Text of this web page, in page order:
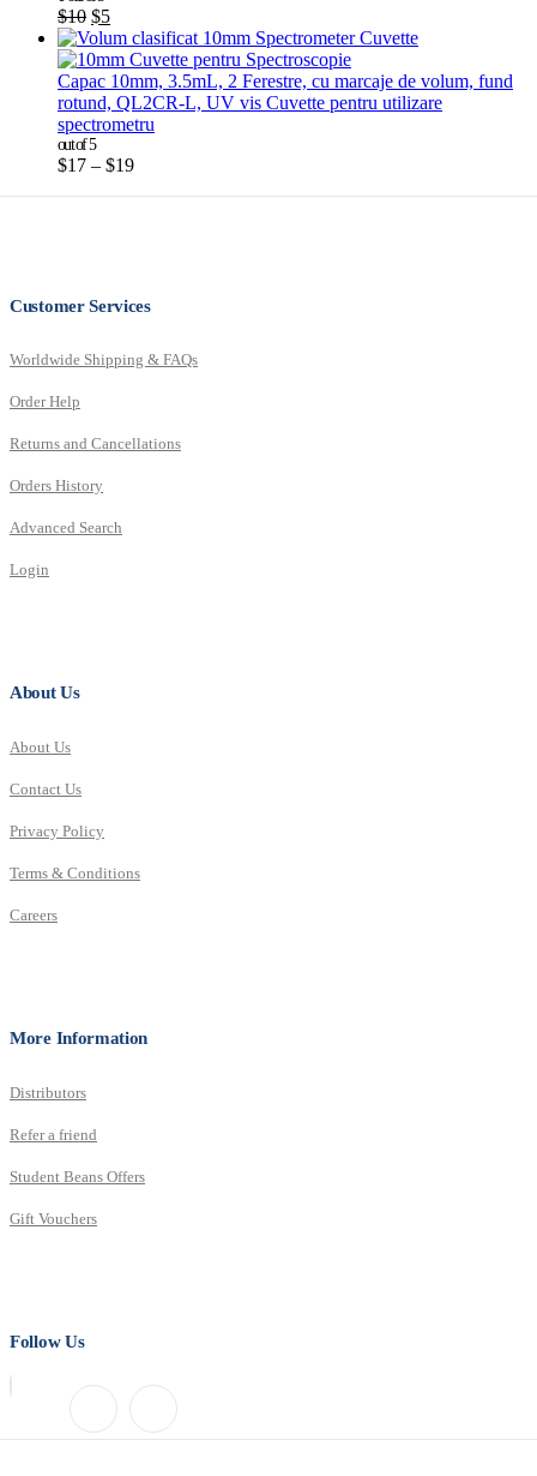
$10 $5
Capac 10mm, 3.5mL, 2 Ferestre, cu marcaje de volum, fund
rotund, QL2CR-L, UV vis Cuvette pentru utilizare
spectrometru
out of 5
$17 – $19
Customer Services
Worldwide Shipping & FAQs
Order Help
Returns and Cancellations
Orders History
Advanced Search
Login
About Us
About Us
Contact Us
Privacy Policy
Terms & Conditions
Careers
More Information
Distributors
Refer a friend
Student Beans Offers
Gift Vouchers
Follow Us